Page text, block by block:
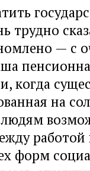
трудно
— с
когда
на
форм